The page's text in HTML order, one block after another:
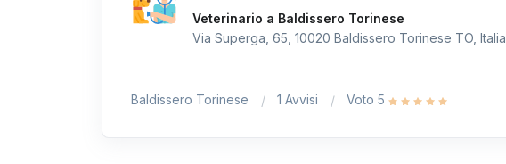
Veterinario a Baldissero Torinese
Via Superga, 65, 10020 Baldissero Torinese TO, Italia
Baldissero Torinese 1 Avvisi Voto 5